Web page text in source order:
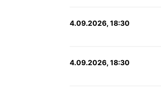
4.09.2026, 18:30
4.09.2026, 18:30